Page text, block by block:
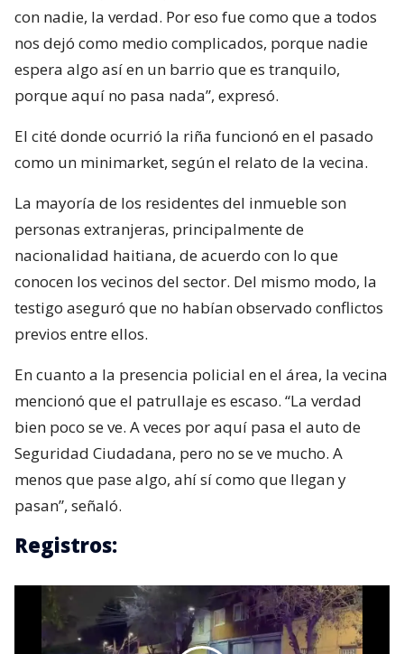
con nadie, la verdad. Por eso fue como que a todos
nos dejó como medio complicados, porque nadie
espera algo así en un barrio que es tranquilo,
porque aquí no pasa nada”, expresó.
El cité donde ocurrió la riña funcionó en el pasado
como un minimarket, según el relato de la vecina.
La mayoría de los residentes del inmueble son
personas extranjeras, principalmente de
nacionalidad haitiana, de acuerdo con lo que
conocen los vecinos del sector. Del mismo modo, la
testigo aseguró que no habían observado conflictos
previos entre ellos.
En cuanto a la presencia policial en el área, la vecina
mencionó que el patrullaje es escaso. “La verdad
bien poco se ve. A veces por aquí pasa el auto de
Seguridad Ciudadana, pero no se ve mucho. A
menos que pase algo, ahí sí como que llegan y
pasan”, señaló.
Registros: